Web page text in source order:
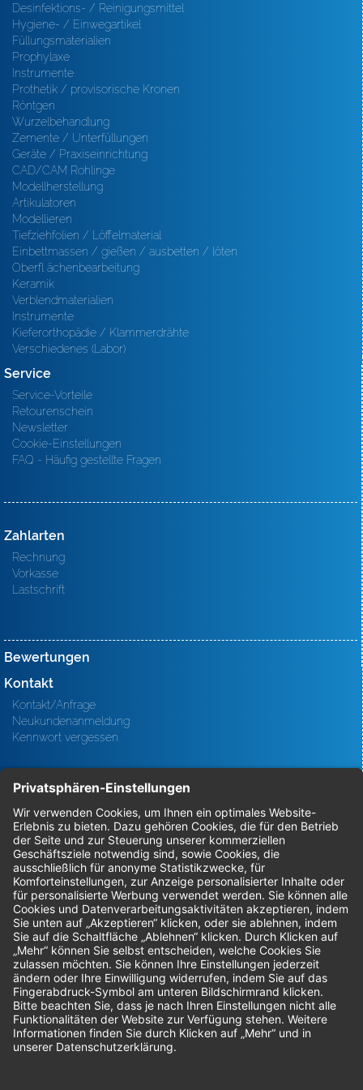
Desinfektions- / Reinigungsmittel
Hygiene- / Einwegartikel
Füllungsmaterialien
Prophylaxe
Instrumente
Prothetik / provisorische Kronen
Röntgen
Wurzelbehandlung
Zemente / Unterfüllungen
Geräte / Praxiseinrichtung
CAD/CAM Rohlinge
Modellherstellung
Artikulatoren
Modellieren
Tiefziehfolien / Löffelmaterial
Einbettmassen / gießen / ausbetten / löten
Oberfl ächenbearbeitung
Keramik
Verblendmaterialien
Instrumente
Kieferorthopädie / Klammerdrähte
Verschiedenes (Labor)
Service
Service-Vorteile
Retourenschein
Newsletter
Cookie-Einstellungen
FAQ - Häufig gestellte Fragen
Zahlarten
Rechnung
Vorkasse
Lastschrift
Bewertungen
Kontakt
Kontakt/Anfrage
Neukundenanmeldung
Kennwort vergessen
Bestellungen
Sendung verfolgen
Geprüfter Shop